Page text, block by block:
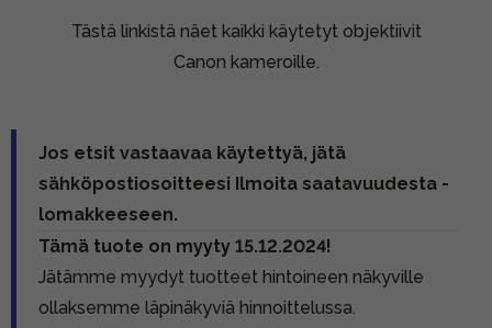
Tästä linkistä näet kaikki käytetyt objektiivit
Canon kameroille.
Jos etsit vastaavaa käytettyä, jätä
sähköpostiosoitteesi Ilmoita saatavuudesta -
lomakkeeseen.
Tämä tuote on myyty 15.12.2024!
Jätämme myydyt tuotteet hintoineen näkyville
ollaksemme läpinäkyviä hinnoittelussa.